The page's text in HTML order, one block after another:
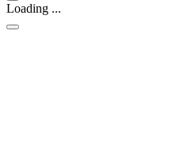
Loading ...